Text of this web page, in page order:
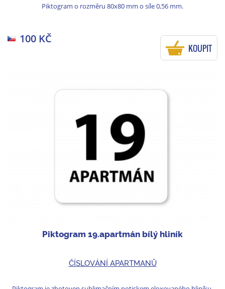
Piktogram o rozměru 80x80 mm o síle 0,56 mm.
100 KČ
KOUPIT
Piktogram 19.apartmán bílý hliník
ČÍSLOVÁNÍ APARTMANŮ